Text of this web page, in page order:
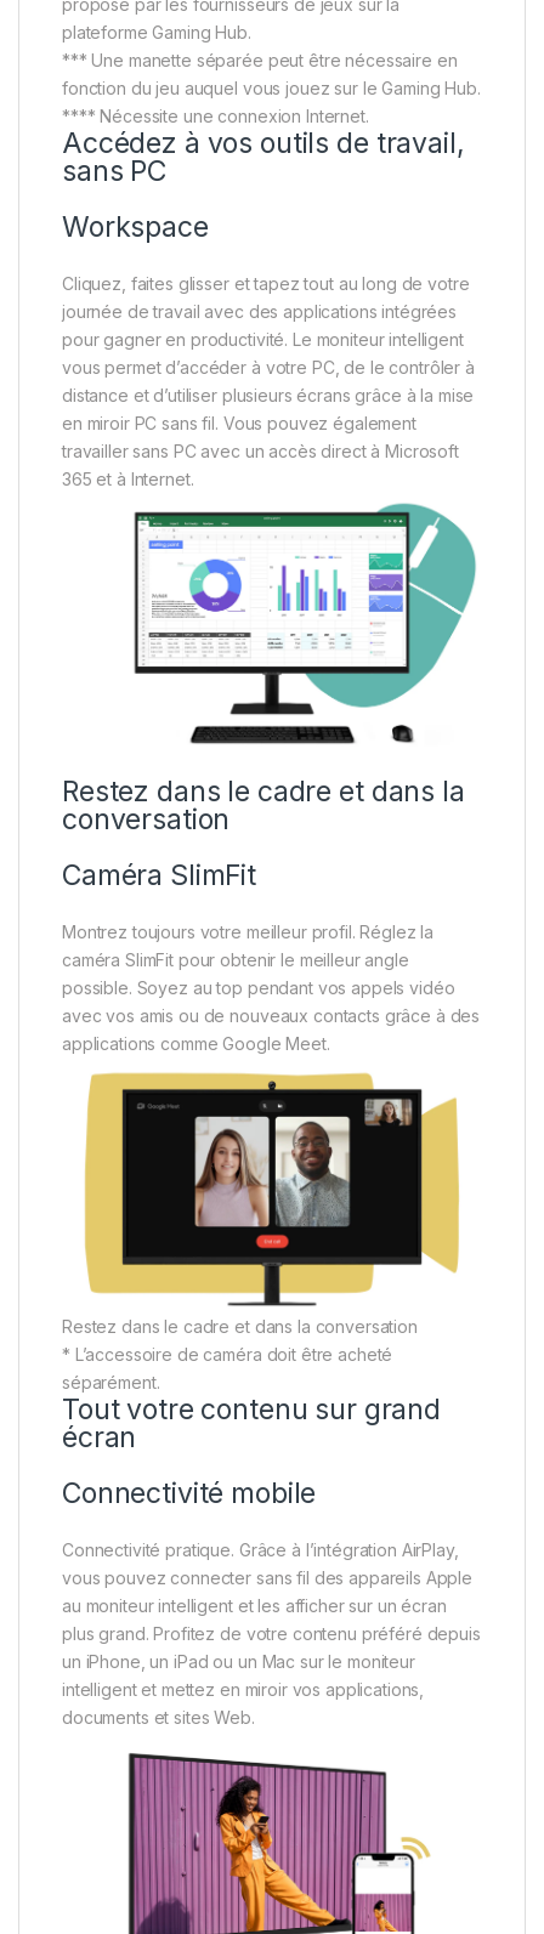
plateforme Gaming Hub.
*** Une manette séparée peut être nécessaire en
fonction du jeu auquel vous jouez sur le Gaming Hub.
**** Nécessite une connexion Internet.
Accédez à vos outils de travail,
sans PC
Workspace
Cliquez, faites glisser et tapez tout au long de votre
journée de travail avec des applications intégrées
pour gagner en productivité. Le moniteur intelligent
vous permet d’accéder à votre PC, de le contrôler à
distance et d’utiliser plusieurs écrans grâce à la mise
en miroir PC sans fil. Vous pouvez également
travailler sans PC avec un accès direct à Microsoft
365 et à Internet.
Restez dans le cadre et dans la
conversation
Caméra SlimFit
Montrez toujours votre meilleur profil. Réglez la
caméra SlimFit pour obtenir le meilleur angle
possible. Soyez au top pendant vos appels vidéo
avec vos amis ou de nouveaux contacts grâce à des
applications comme Google Meet.
Restez dans le cadre et dans la conversation
* L’accessoire de caméra doit être acheté
séparément.
Tout votre contenu sur grand
écran
Connectivité mobile
Connectivité pratique. Grâce à l’intégration AirPlay,
vous pouvez connecter sans fil des appareils Apple
au moniteur intelligent et les afficher sur un écran
plus grand. Profitez de votre contenu préféré depuis
un iPhone, un iPad ou un Mac sur le moniteur
intelligent et mettez en miroir vos applications,
documents et sites Web.